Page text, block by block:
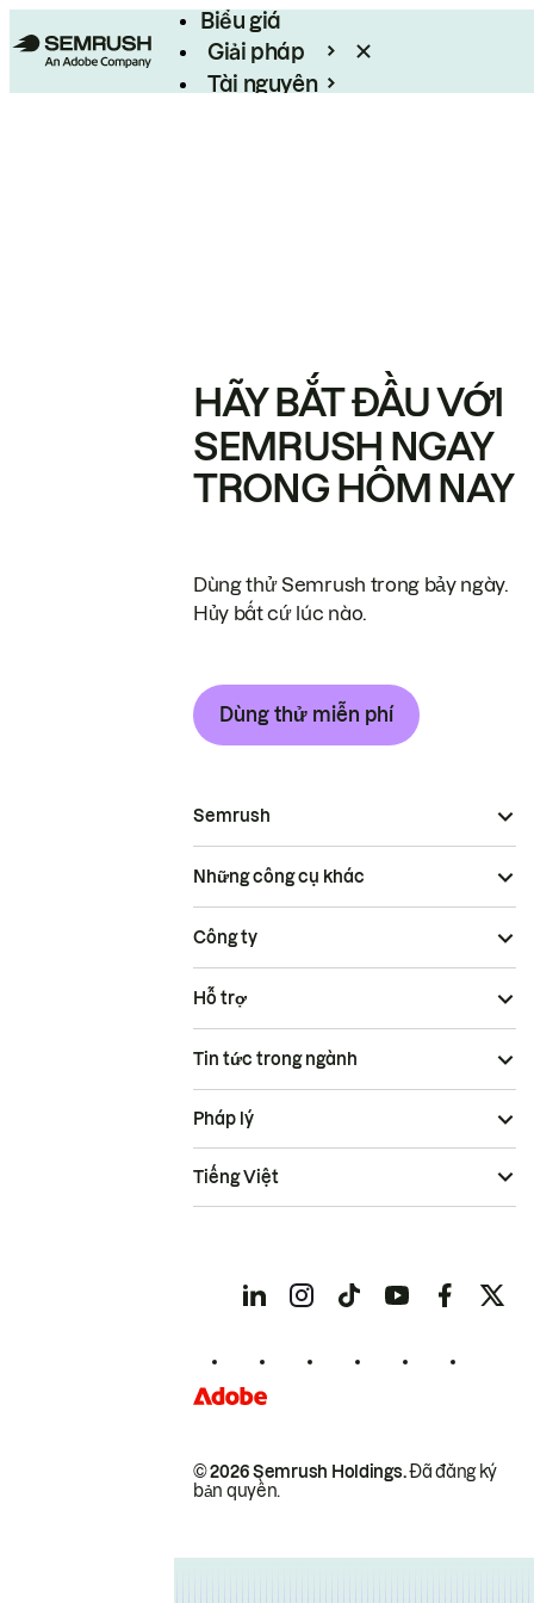
Biểu giá
Giải pháp
Tài nguyên
HÃY BẮT ĐẦU VỚI
SEMRUSH NGAY
TRONG HÔM NAY
Dùng thử Semrush trong bảy ngày.
Hủy bất cứ lúc nào.
Dùng thử miễn phí
Semrush
Những công cụ khác
Công ty
Hỗ trợ
Tin tức trong ngành
© 2026 Semrush Holdings.Đã đăng ký
bản quyền.
Pháp lý
Tiếng Việt